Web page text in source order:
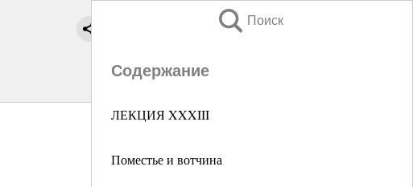
Поиск
Содержание
ЛЕКЦИЯ XXXIII
Поместье и вотчина